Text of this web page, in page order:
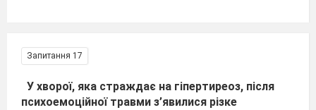
Запитання 17
У хворої, яка страждає на гіпертиреоз, після
психоемоційної травми з’явилися різке